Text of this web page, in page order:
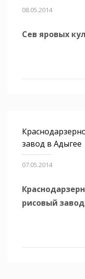
08.05.2014
Сев яровых
завод в Адыгее
07.05.2014
рисовый